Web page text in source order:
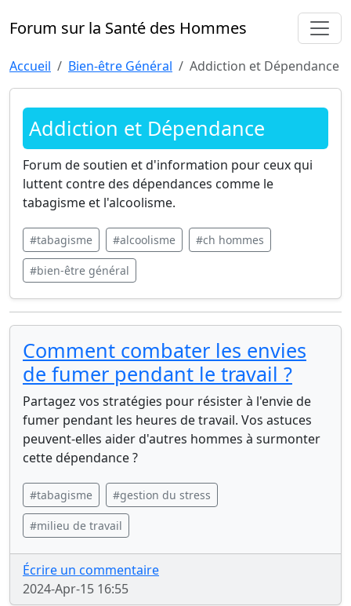
Forum sur la Santé des Hommes
Accueil Bien-être Général Addiction et Dépendance
Addiction et Dépendance
Forum de soutien et d'information pour ceux qui
luttent contre des dépendances comme le
tabagisme et l'alcoolisme.
#tabagisme #alcoolisme #ch hommes
#bien-être général
Comment combater les envies
de fumer pendant le travail ?
Partagez vos stratégies pour résister à l'envie de
fumer pendant les heures de travail. Vos astuces
peuvent-elles aider d'autres hommes à surmonter
cette dépendance ?
#tabagisme #gestion du stress
#milieu de travail
Écrire un commentaire
2024-Apr-15 16:55